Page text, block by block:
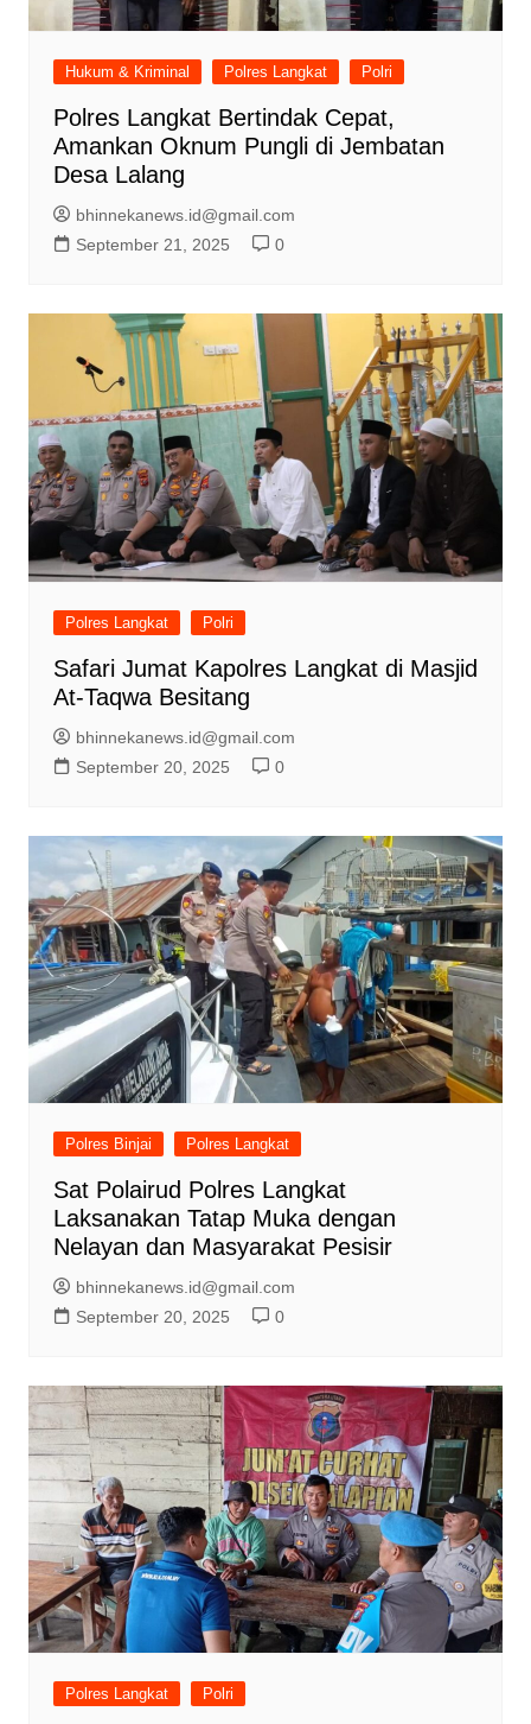
Hukum & Kriminal Polres Langkat Polri
Polres Langkat Bertindak Cepat,
Amankan Oknum Pungli di Jembatan
Desa Lalang
bhinnekanews.id@gmail.com
September 21, 2025
0
Polres Langkat Polri
Safari Jumat Kapolres Langkat di Masjid
At-Taqwa Besitang
bhinnekanews.id@gmail.com
September 20, 2025
0
Polres Binjai Polres Langkat
Sat Polairud Polres Langkat
Laksanakan Tatap Muka dengan
Nelayan dan Masyarakat Pesisir
bhinnekanews.id@gmail.com
September 20, 2025
0
Polres Langkat Polri